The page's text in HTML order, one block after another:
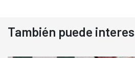
También puede